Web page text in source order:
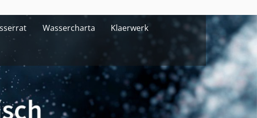
Wassercharta Klaerwerk